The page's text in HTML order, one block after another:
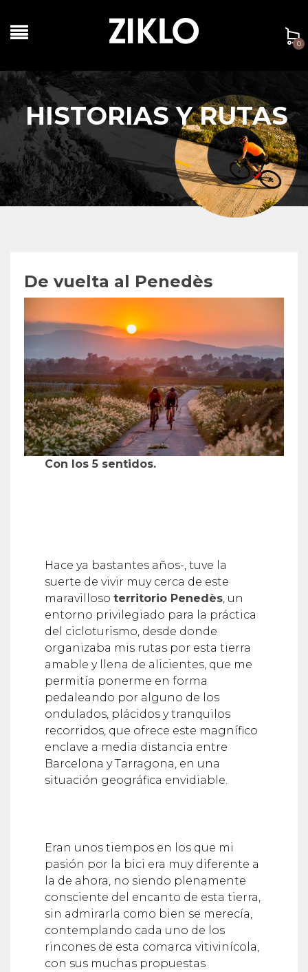
0
HISTORIAS Y RUTAS
De vuelta al Penedès
Con los 5 sentidos.
Hace ya bastantes años-, tuve la
suerte de vivir muy cerca de este
maravilloso territorio Penedès , un
entorno privilegiado para la práctica
del cicloturismo, desde donde
organizaba mis rutas por esta tierra
amable y llena de alicientes, que me
permitía ponerme en forma
pedaleando por alguno de los
ondulados, plácidos y tranquilos
recorridos, que ofrece este magnífico
enclave a media distancia entre
Barcelona y Tarragona, en una
situación geográfica envidiable.
Eran unos tiempos en los que mi
pasión por la bici era muy diferente a
la de ahora, no siendo plenamente
consciente del encanto de esta tierra,
sin admirarla como bien se merecía,
contemplando cada uno de los
rincones de esta comarca vitivinícola,
con sus muchas propuestas